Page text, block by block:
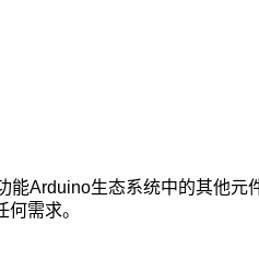
Arduino生态系统中的其他元
需求。